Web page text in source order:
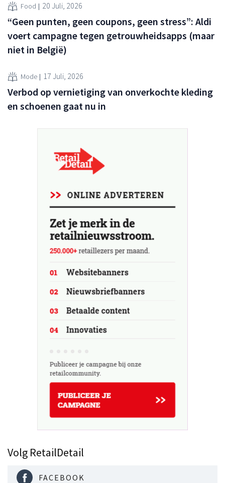
Food 20 Juli, 2026
“Geen punten, geen coupons, geen stress”: Aldi
voert campagne tegen getrouwheidsapps (maar
niet in België)
Mode 17 Juli, 2026
Verbod op vernietiging van onverkochte kleding
en schoenen gaat nu in
Volg RetailDetail
FACEBOOK